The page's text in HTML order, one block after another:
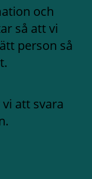
och
så att vi
person så
att svara